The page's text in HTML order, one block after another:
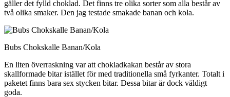
gäller det fylld choklad. Det finns tre olika sorter som alla består av
två olika smaker. Den jag testade smakade banan och kola.
Bubs Chokskalle Banan/Kola
En liten överraskning var att chokladkakan består av stora
skallformade bitar istället för med traditionella små fyrkanter. Totalt i
paketet finns bara sex stycken bitar. Dessa bitar är dock väldigt
goda.